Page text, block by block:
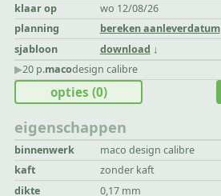
klaar op
wo 12/08/26
planning
bereken aanleverdatum
sjabloon
download
▶︎20 p.macodesign calibre
eigenschappen
binnenwerk maco design calibre
kaft
zonder kaft
dikte
0,17 mm
opties (0)